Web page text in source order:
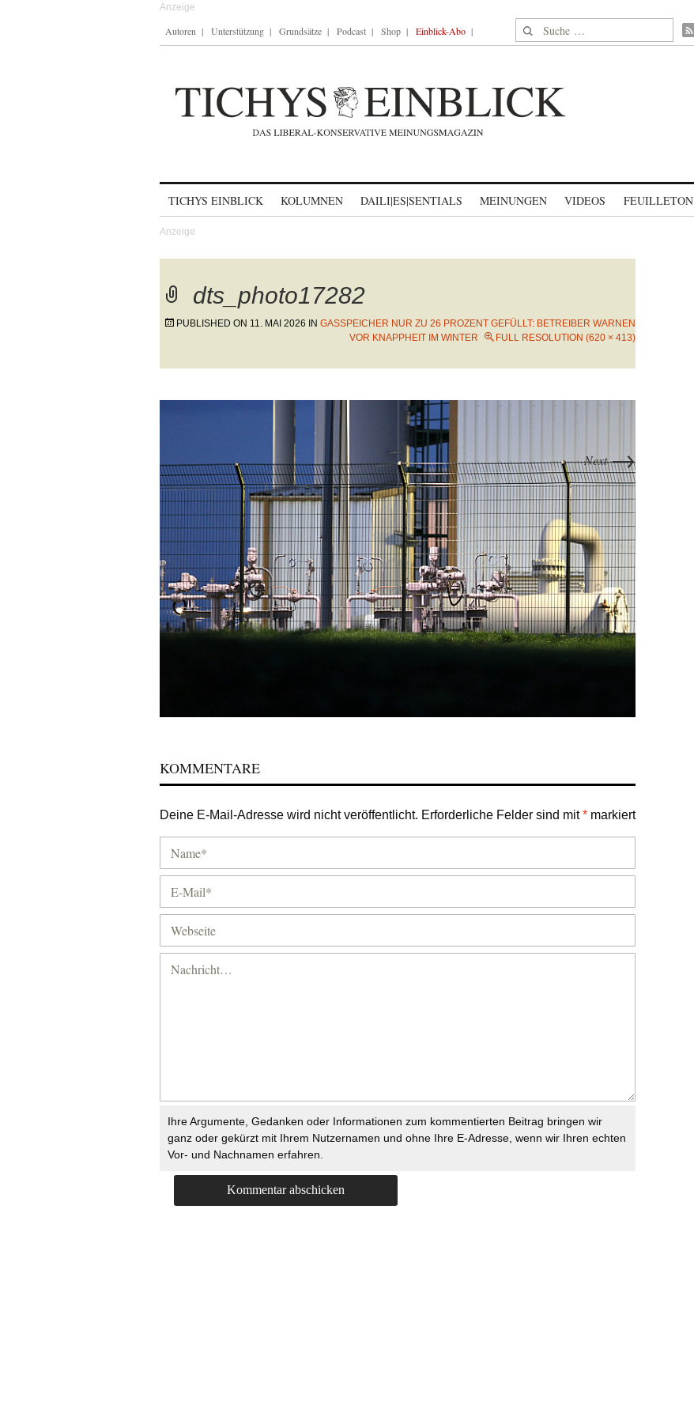
Autoren Unterstützung Grundsätze Podcast Shop Einblick-Abo Suche nach:
TICHYS EINBLICK KOLUMNEN DAILI|ES|SENTIALS MEINUNGEN VIDEOS FEUILLETON
dts_photo17282
PUBLISHED ON 11. MAI 2026 IN GASSPEICHER NUR ZU 26 PROZENT GEFÜLLT: BETREIBER WARNEN
VOR KNAPPHEIT IM WINTER
FULL RESOLUTION (620 × 413)
Next→
KOMMENTARE
Deine E-Mail-Adresse wird nicht veröffentlicht. Erforderliche Felder sind mit* markiert
Ihre Argumente, Gedanken oder Informationen zum kommentierten Beitrag bringen wir
ganz oder gekürzt mit Ihrem Nutzernamen und ohne Ihre E-Adresse, wenn wir Ihren echten
Vor- und Nachnamen erfahren.